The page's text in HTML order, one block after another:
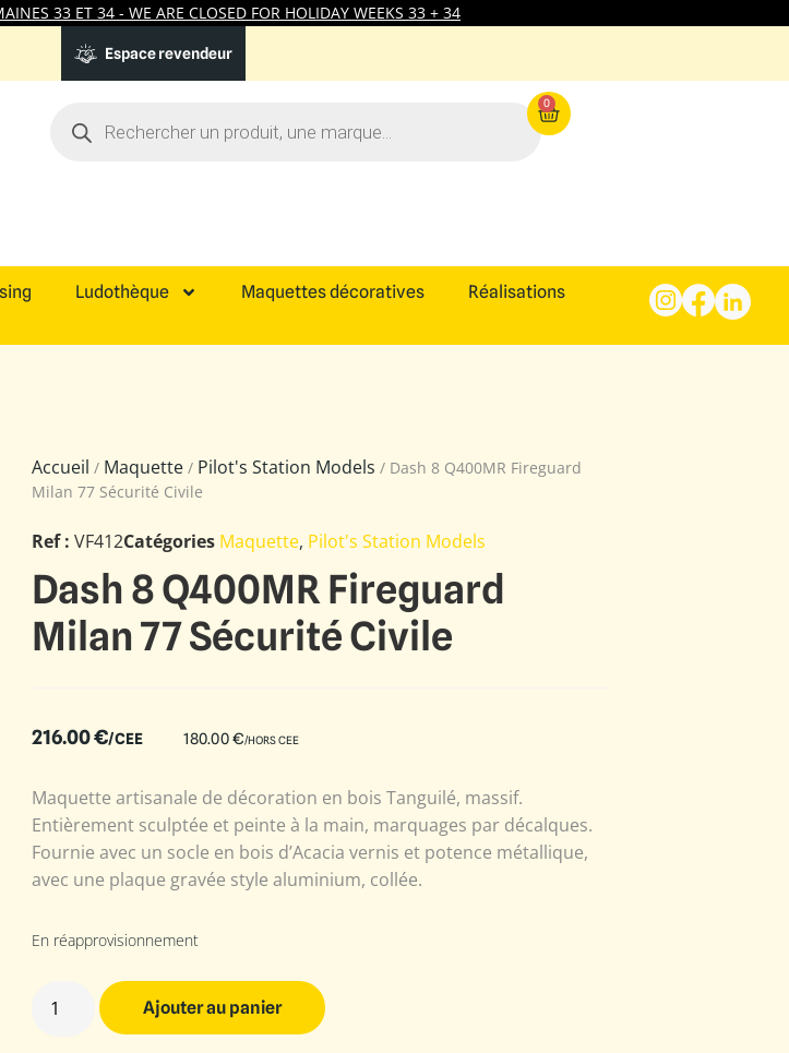
33 ET 34 - WE ARE CLOSED FOR HOLIDAY WEEKS 33 + 34
Espace revendeur
0
Ludothèque Maquettes décoratives Réalisations
Accueil / Maquette / Pilot's Station Models / Dash 8 Q400MR Fireguard
Milan 77 Sécurité Civile
Ref : VF412Catégories Maquette, Pilot's Station Models
Dash 8 Q400MR Fireguard
Milan 77 Sécurité Civile
216.00€/CEE 180.00€/HORS CEE
Maquette artisanale de décoration en bois Tanguilé, massif.
Entièrement sculptée et peinte à la main, marquages par décalques.
Fournie avec un socle en bois d’Acacia vernis et potence métallique,
avec une plaque gravée style aluminium, collée.
En réapprovisionnement
Ajouter au panier